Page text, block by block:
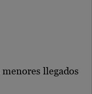
llegados